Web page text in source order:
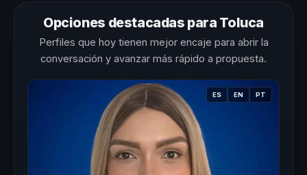
Opciones destacadas para Toluca
Perfiles que hoy tienen mejor encaje para abrir la
conversación y avanzar más rápido a propuesta.
ES EN PT